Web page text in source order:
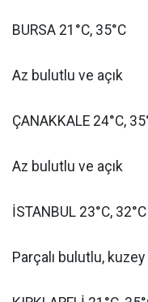
BURSA 21°C, 35°C
Az bulutlu ve açık
ÇANAKKALE 24°C,
Az bulutlu ve açık
İSTANBUL 23°C, 32°C
Parçalı bulutlu, kuzey